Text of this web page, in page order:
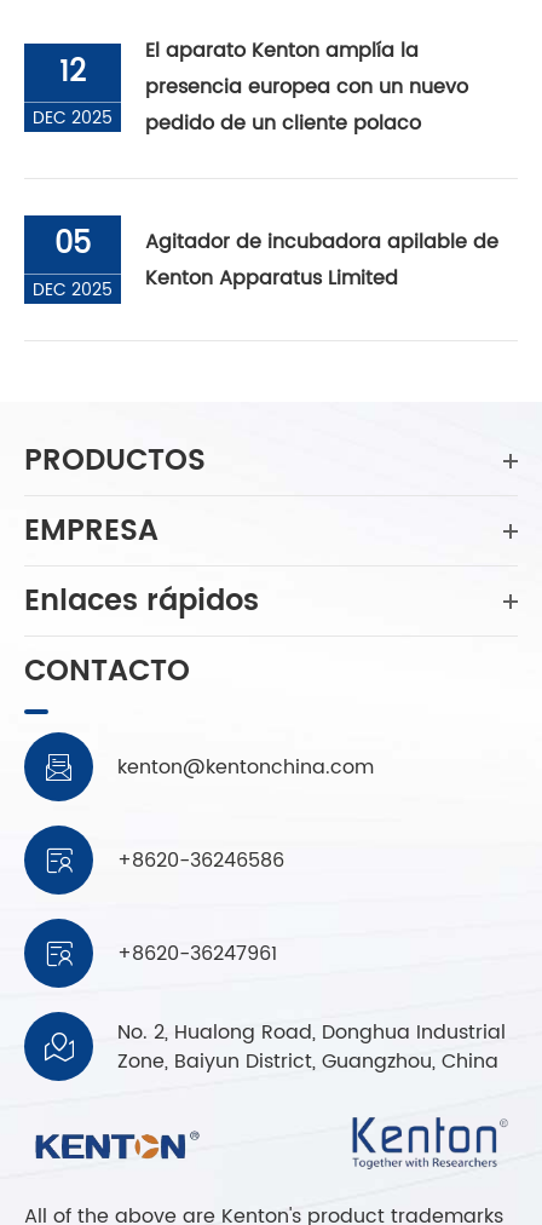
12
DEC 2025
El aparato Kenton amplía la
presencia europea con un nuevo
pedido de un cliente polaco
05
DEC 2025
Agitador de incubadora apilable de
Kenton Apparatus Limited
PRODUCTOS
EMPRESA
Enlaces rápidos
CONTACTO
 kenton@kentonchina.com
 +8620-36246586
 +8620-36247961

No. 2, Hualong Road, Donghua Industrial
Zone, Baiyun District, Guangzhou, China
All of the above are Kenton's product trademarks